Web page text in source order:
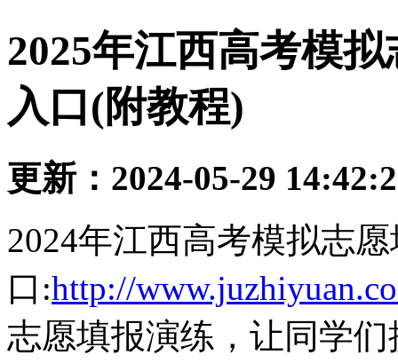
2025年江西高考模
入口(附教程)
更新：2024-05-29
2024年江西高考模拟志
口:http://
志愿填报演练，让同学